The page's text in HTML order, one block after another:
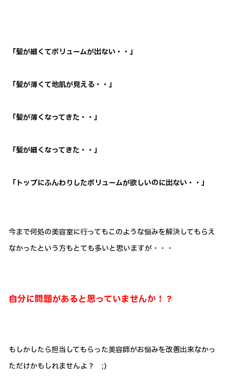
「髪が細くてボリュームが出ない・・」
「髪が薄くて地肌が見える・・」
「髪が薄くなってきた・・」
「髪が細くなってきた・・」
「トップにふんわりしたボリュームが欲しいのに出ない・・」
今まで何処の美容室に行ってもこのような悩みを解決してもらえ
なかったという方もとても多いと思いますが・・・
自分に問題があると思っていませんか！？
もしかしたら担当してもらった美容師がお悩みを改善出来なかっ
ただけかもしれませんよ？ ;)